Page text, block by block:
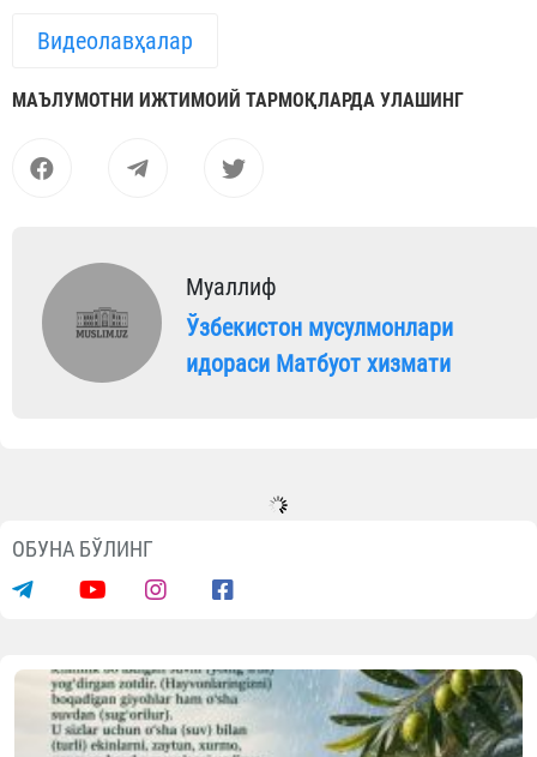
Видеолавҳалар
МАЪЛУМОТНИ ИЖТИМОИЙ ТАРМОҚЛАРДА УЛАШИНГ
Муаллиф
Ўзбекистон мусулмонлари
идораси Матбуот хизмати
ОБУНА БЎЛИНГ